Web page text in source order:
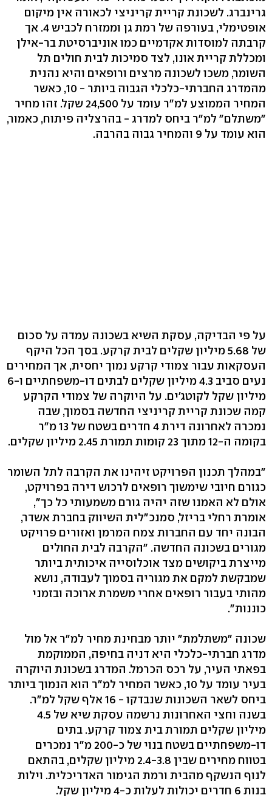
גרינברג. לשכונת קריית קריניצי לכאורה אין מיקום
אופטימלי, בעורפה של רמת גן וממזרח לכביש 4. אך
קרבתה למוסדות אקדמיים כמו אוניברסיטת בר-אילן
ומכללת קריית אונו, לצד סמיכות לבית חולים תל
השומר, משכו לשכונה מרצים ורופאים והיא נהנית
מהמדרג החברתי-כלכלי הגבוה ביותר - 10, כאשר
המחיר הממוצע למ"ר עומד על 24,500 שקל. זהו מחיר
"משתלם" למ"ר ביחס למדרג - בהרצליה פיתוח, כאמור,
הוא עומד על 9 והמחיר גבוה בהרבה.
על פי הבדיקה, עסקת השיא בשכונה עמדה על סכום
של 5.68 מיליון שקלים לבית קרקע. בסך הכל היקף
העסקאות עבור צמודי קרקע נמוך יחסית, אך המחירים
נעים סביב 4.3 מיליון שקלים לבתים דו-משפחתיים ו-6
מיליון שקל לקוטג'ים. על היוקרה של צמודי הקרקע
קמה שכונת קריית קריניצי החדשה בסמוך, שבה
נמכרה לאחרונה דירת 4 חדרים בשטח של 13 מ"ר
בקומה ה-12 מתוך 23 קומות תמורת 2.45 מיליון שקלים.
"במהלך תכנון הפרויקט זיהינו את הקרבה לתל השומר
כגורם חיובי שימשוך רופאים לרכוש דירה בפרויקט,
אולם לא האמנו שזה יהיה גורם משמעותי כל כך",
אומרת רחלי בריזל, סמנכ"לית השיווק בחברת אשדר,
הבונה יחד עם החברות צמח המרמן ואזורים פרויקט
מגורים בשכונה החדשה. "הקרבה לבית החולים
מייצרת ביקושים מצד אוכלוסייה איכותית ביותר
שמבקשת למקם את מגוריה בסמוך לעבודה, נושא
מהותי בעבור רופאים אחרי משמרת ארוכה ובזמני
כוננות".
שכונה "משתלמת" יותר מבחינת מחיר למ"ר אל מול
מדרג חברתי-כלכלי היא דניה בחיפה, הממוקמת
בפאתי העיר, על רכס הכרמל. המדרג בשכונת היוקרה
בעיר עומד על 10, כאשר המחיר למ"ר הוא הנמוך ביותר
ביחס לשאר השכונות שנבדקו - 16 אלף שקל למ"ר.
בשנה וחצי האחרונות נרשמה עסקת שיא של 4.5
מיליון שקלים תמורת בית צמוד קרקע. בתים
דו-משפחתיים בשטח בנוי של כ-200 מ"ר נמכרים
בטווח מחירים שבין 2.4-3.8 מיליון שקלים, בהתאם
לנוף הנשקף מהבית ורמת הגימור האדריכלית. וילות
בנות 6 חדרים יכולות לעלות כ-4 מיליון שקל.